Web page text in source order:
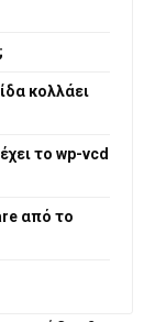
κολλάει
το wp-vcd
από το